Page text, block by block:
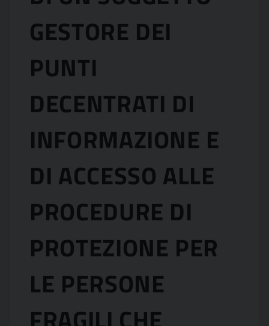
GESTORE DEI
PUNTI
DECENTRATI DI
INFORMAZIONE E
DI ACCESSO ALLE
PROCEDURE DI
PROTEZIONE PER
LE PERSONE